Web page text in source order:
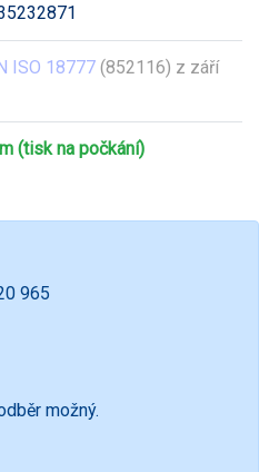
ISO 18777 (852116) z září
(tisk na počkání)
965
možný.